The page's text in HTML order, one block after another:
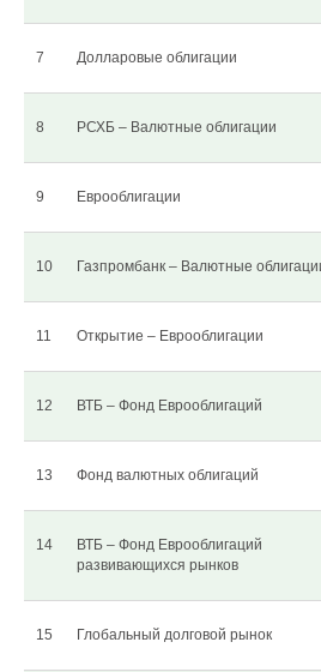
7 Долларовые облигации
8 РСХБ – Валютные облигации
9 Еврооблигации
10 Газпромбанк – Валютные
11 Открытие – Еврооблигации
12 ВТБ – Фонд Еврооблигаций
13 Фонд валютных облигаций
14
ВТБ – Фонд Еврооблигаций
развивающихся рынков
15 Глобальный долговой рынок